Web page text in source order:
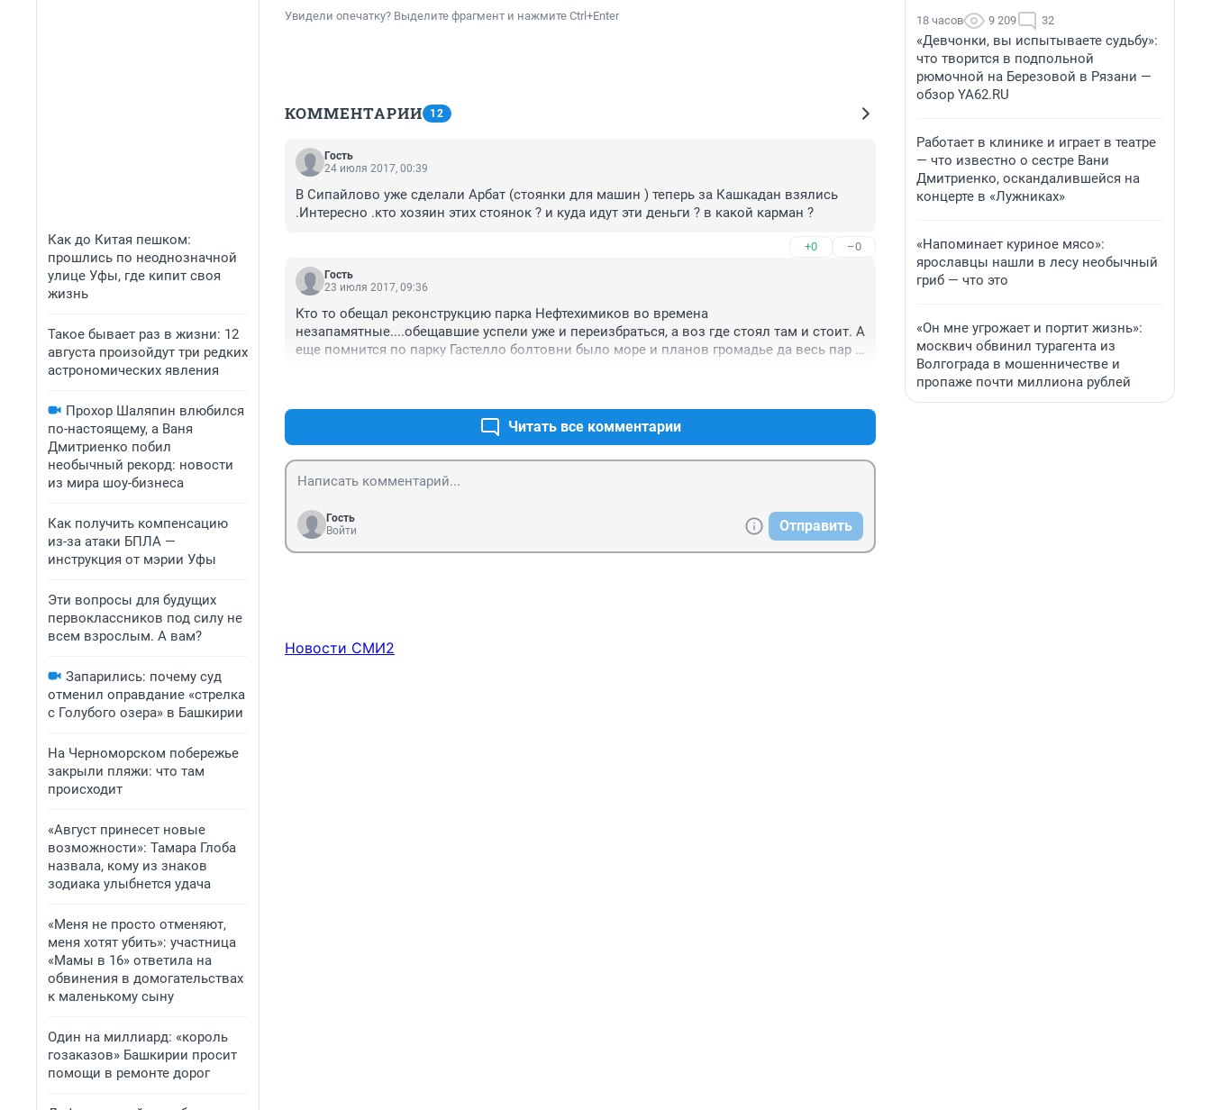
Как до Китая пешком:
прошлись по неоднозначной
улице Уфы, где кипит своя
жизнь
Такое бывает раз в жизни: 12
августа произойдут три редких
астрономических явления
Прохор Шаляпин влюбился
по-настоящему, а Ваня
Дмитриенко побил
необычный рекорд: новости
из мира шоу-бизнеса
Как получить компенсацию
из-за атаки БПЛА —
инструкция от мэрии Уфы
Эти вопросы для будущих
первоклассников под силу не
всем взрослым. А вам?
Запарились: почему суд
отменил оправдание «стрелка
с Голубого озера» в Башкирии
На Черноморском побережье
закрыли пляжи: что там
происходит
«Август принесет новые
возможности»: Тамара Глоба
назвала, кому из знаков
зодиака улыбнется удача
«Меня не просто отменяют,
меня хотят убить»: участница
«Мамы в 16» ответила на
обвинения в домогательствах
к маленькому сыну
Один на миллиард: «король
гозаказов» Башкирии просит
помощи в ремонте дорог
Увидели опечатку? Выделите фрагмент и нажмите Ctrl+Enter
КОММЕНТАРИИ 12
Гость
24 июля 2017, 00:39
В Сипайлово уже сделали Арбат (стоянки для машин ) теперь за Кашкадан взялись
.Интересно .кто хозяин этих стоянок ? и куда идут эти деньги ? в какой карман ?
+0 –0
Гость
23 июля 2017, 09:36
Кто то обещал реконструкцию парка Нефтехимиков во времена
незапамятные....обещавшие успели уже и переизбраться, а воз где стоял там и стоит. А
еще помнится по парку Гастелло болтовни было море и планов громадье да весь пар
Читать все комментарии
Гость
Войти
Отправить
Новости СМИ2
18 часов 9 209 32
«Девчонки, вы испытываете судьбу»:
что творится в подпольной
рюмочной на Березовой в Рязани —
обзор YA62.RU
Работает в клинике и играет в театре
— что известно о сестре Вани
Дмитриенко, оскандалившейся на
концерте в «Лужниках»
«Напоминает куриное мясо»:
ярославцы нашли в лесу необычный
гриб — что это
«Он мне угрожает и портит жизнь»:
москвич обвинил турагента из
Волгограда в мошенничестве и
пропаже почти миллиона рублей